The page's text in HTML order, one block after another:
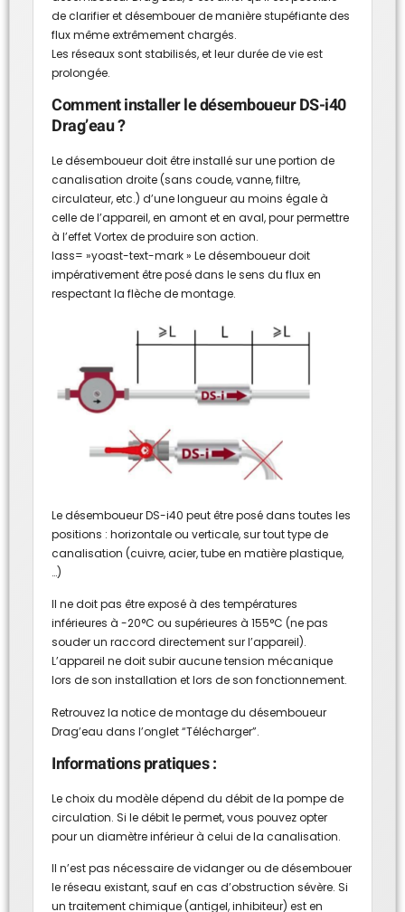
de clarifier et désembouer de manière stupéfiante des
flux même extrêmement chargés.
Les réseaux sont stabilisés, et leur durée de vie est
prolongée.
Comment installer le désemboueur DS-i40
Drag’eau ?
Le désemboueur doit être installé sur une portion de
canalisation droite (sans coude, vanne, filtre,
circulateur, etc.) d’une longueur au moins égale à
celle de l’appareil, en amont et en aval, pour permettre
à l’effet Vortex de produire son action.
lass= »yoast-text-mark » Le désemboueur doit
impérativement être posé dans le sens du flux en
respectant la flèche de montage.
Le désemboueur DS-i40 peut être posé dans toutes les
positions : horizontale ou verticale, sur tout type de
canalisation (cuivre, acier, tube en matière plastique,
…)
Il ne doit pas être exposé à des températures
inférieures à -20°C ou supérieures à 155°C (ne pas
souder un raccord directement sur l’appareil).
L’appareil ne doit subir aucune tension mécanique
lors de son installation et lors de son fonctionnement.
Retrouvez la notice de montage du désemboueur
Drag’eau dans l’onglet “Télécharger”.
Informations pratiques :
Le choix du modèle dépend du débit de la pompe de
circulation. Si le débit le permet, vous pouvez opter
pour un diamètre inférieur à celui de la canalisation.
Il n’est pas nécessaire de vidanger ou de désembouer
le réseau existant, sauf en cas d’obstruction sévère. Si
un traitement chimique (antigel, inhibiteur) est en